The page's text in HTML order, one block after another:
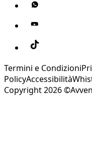
Termini e Condizioni
PolicyAccessibilità
Copyright 2026